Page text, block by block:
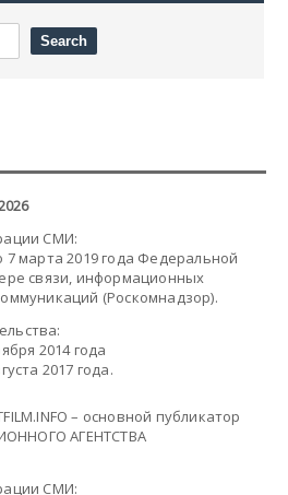
СМИ:
марта 2019 года Федеральной
связи, информационных
(Роскомнадзор).
2014 года
2017 года.
– основной публикатор
АГЕНТСТВА
СМИ: